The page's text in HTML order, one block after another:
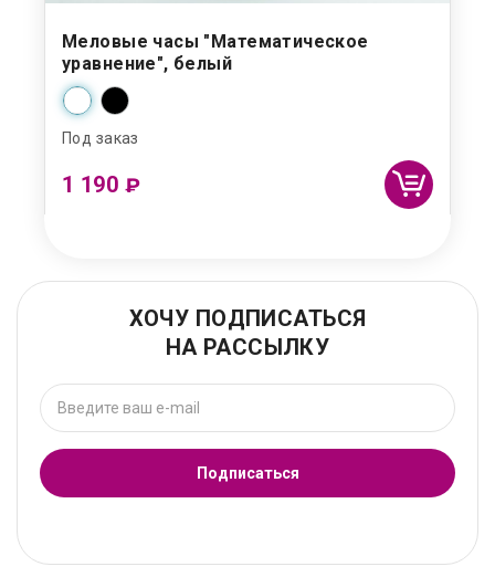
Меловые часы "Математическое
уравнение", белый
Под заказ
1 190 ₽
ХОЧУ ПОДПИСАТЬСЯ
НА РАССЫЛКУ
Подписаться